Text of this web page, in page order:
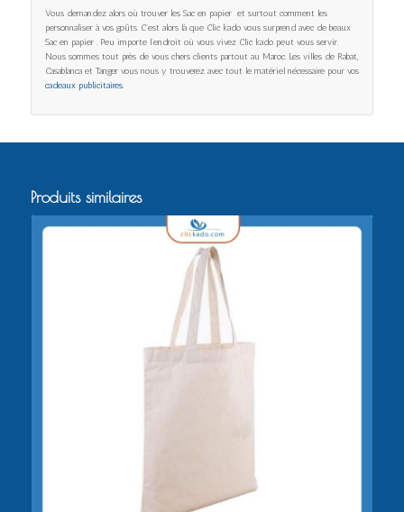
Vous demandez alors où trouver les Sac en papier et surtout comment les
personnaliser à vos goûts. C’est alors là que Clic kado vous surprend avec de beaux
Sac en papier . Peu importe l’endroit où vous vivez Clic kado peut vous servir.
Nous sommes tout près de vous chers clients partout au Maroc. Les villes de Rabat,
Casablanca et Tanger vous nous y trouverez avec tout le matériel nécessaire pour vos
cadeaux publicitaires.
Produits similaires